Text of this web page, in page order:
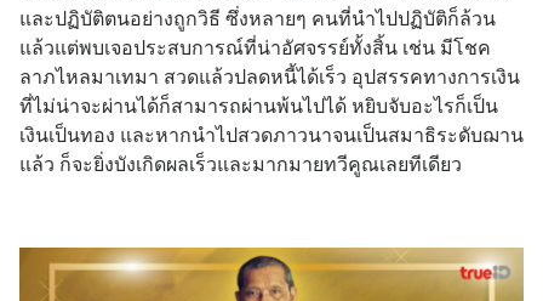
และปฏิบัติตนอย่างถูกวิธี ซึ่งหลายๆ คนที่นำไปปฏิบัติก็ล้วน
แล้วแต่พบเจอประสบการณ์ที่น่าอัศจรรย์ทั้งสิ้น เช่น มีโชค
ลาภไหลมาเทมา สวดแล้วปลดหนี้ได้เร็ว อุปสรรคทางการเงิน
ที่ไม่น่าจะผ่านได้ก็สามารถผ่านพ้นไปได้ หยิบจับอะไรก็เป็น
เงินเป็นทอง และหากนำไปสวดภาวนาจนเป็นสมาธิระดับฌาน
แล้ว ก็จะยิ่งบังเกิดผลเร็วและมากมายทวีคูณเลยทีเดียว